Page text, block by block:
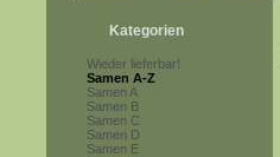
Kategorien
Wieder lieferbar!
Samen A-Z
Samen A
Samen B
Samen C
Samen D
Samen E